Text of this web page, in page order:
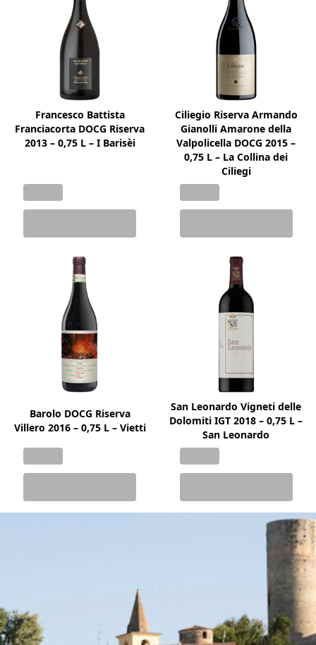
Francesco Battista
Franciacorta DOCG Riserva
2013 – 0,75 L – I Barisèi
Ciliegio Riserva Armando
Gianolli Amarone della
Valpolicella DOCG 2015 –
0,75 L – La Collina dei
Ciliegi
Barolo DOCG Riserva
Villero 2016 – 0,75 L – Vietti
San Leonardo Vigneti delle
Dolomiti IGT 2018 – 0,75 L –
San Leonardo